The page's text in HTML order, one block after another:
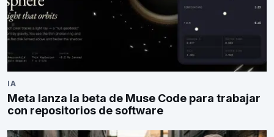
IA
Meta lanza la beta de Muse Code para trabajar
con repositorios de software